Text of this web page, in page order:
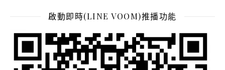
啟動即時(LINE VOOM)推播功能